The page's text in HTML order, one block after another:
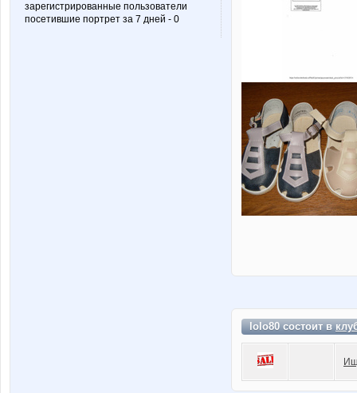
зарегистрированные пользователи
посетившие портрет за 7 дней - 0
lolo80 состоит в